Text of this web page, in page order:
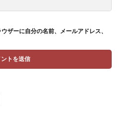
ザーに自分の名前、メールアドレス、